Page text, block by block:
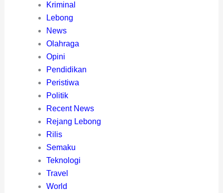
Kriminal
Lebong
News
Olahraga
Opini
Pendidikan
Peristiwa
Politik
Recent News
Rejang Lebong
Rilis
Semaku
Teknologi
Travel
World